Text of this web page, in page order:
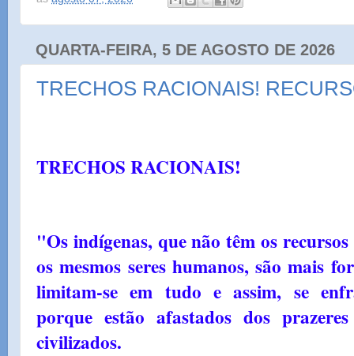
QUARTA-FEIRA, 5 DE AGOSTO DE 2026
TRECHOS RACIONAIS!
TRECHOS RACIONAIS!
"Os indígenas, que não têm os
os mesmos seres humanos, são mais
limitam-se em tudo e assim, se
porque estão afastados dos
civilizados.